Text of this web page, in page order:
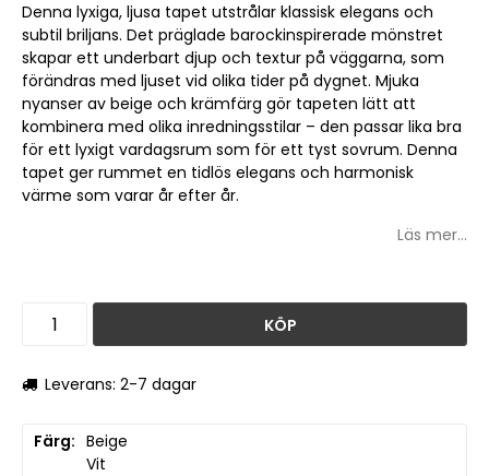
Denna lyxiga, ljusa tapet utstrålar klassisk elegans och
subtil briljans. Det präglade barockinspirerade mönstret
skapar ett underbart djup och textur på väggarna, som
förändras med ljuset vid olika tider på dygnet. Mjuka
nyanser av beige och krämfärg gör tapeten lätt att
kombinera med olika inredningsstilar – den passar lika bra
för ett lyxigt vardagsrum som för ett tyst sovrum. Denna
tapet ger rummet en tidlös elegans och harmonisk
värme som varar år efter år.
Läs mer...
KÖP
Leverans: 2-7 dagar
Färg
Beige
Vit